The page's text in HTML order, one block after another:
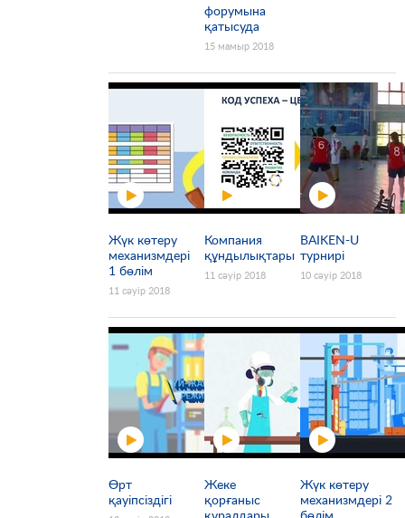
форумына
қатысуда
15 мамыр 2018
Жүк көтеру
механизмдері
1 бөлім
11 сәуір 2018
Компания
құндылықтары
11 сәуір 2018
BAIKEN-U
турнирі
10 сәуір 2018
Өрт
қауіпсіздігі
Жеке
қорғаныс
Жүк көтеру
механизмдері 2